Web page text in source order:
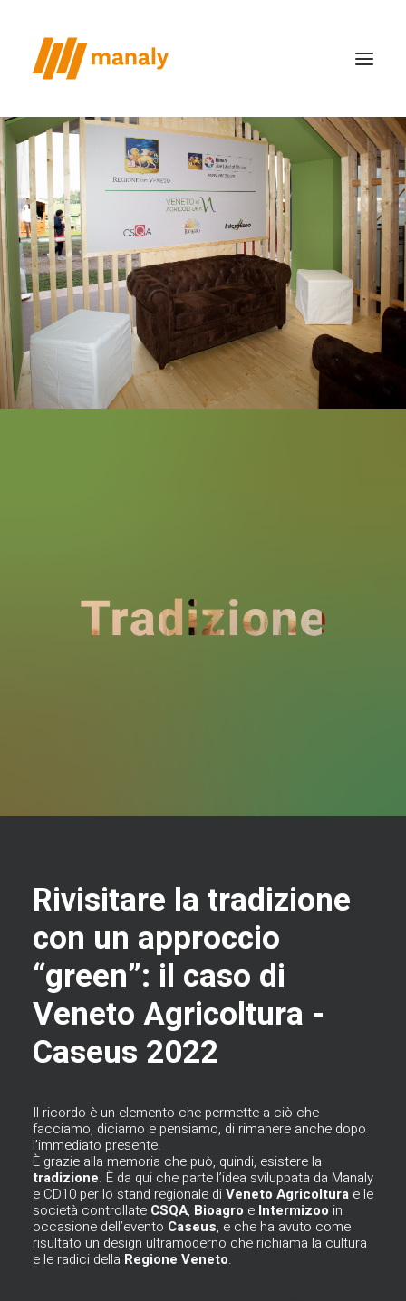
chi siamo
il metodo
realizzazioni
case study
news
contatti
Rivisitare la tradizione
con un approccio
“green”: il caso di
Veneto Agricoltura -
Caseus 2022
Il ricordo è un elemento che permette a ciò che
facciamo, diciamo e pensiamo, di rimanere anche dopo
l’immediato presente.
È grazie alla memoria che può, quindi, esistere la
tradizione. È da qui che parte l’idea sviluppata da Manaly
e CD10 per lo stand regionale diVeneto Agricoltura e le
società controllate CSQA, Bioagro e Intermizoo in
occasione dell’evento Caseus, e che ha avuto come
risultato un design ultramoderno che richiama la cultura
e le radici della Regione Veneto.